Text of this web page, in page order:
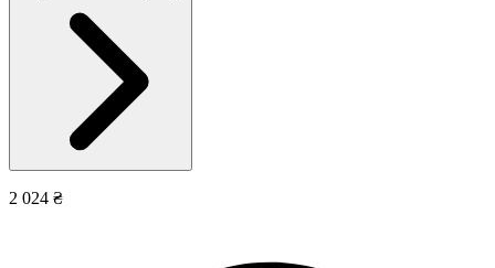
2 024 ₴